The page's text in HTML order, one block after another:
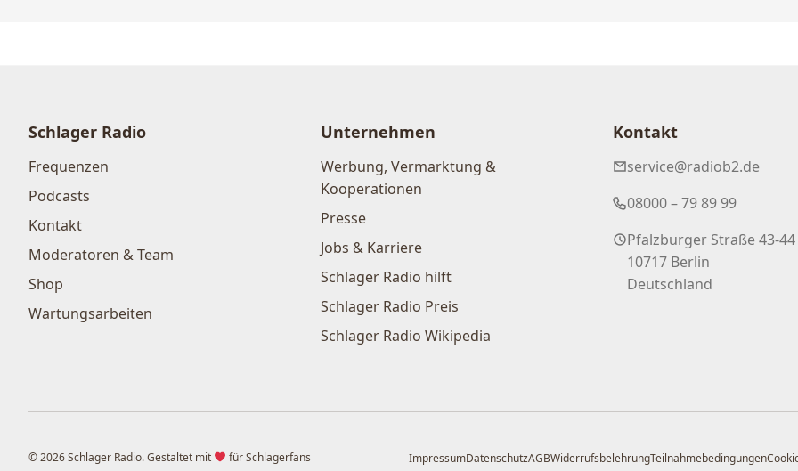
Schlager Radio
Frequenzen
Podcasts
Kontakt
Moderatoren & Team
Shop
Wartungsarbeiten
Unternehmen
Werbung, Vermarktung &
Kooperationen
Presse
Jobs & Karriere
Schlager Radio hilft
Schlager Radio Preis
Schlager Radio Wikipedia
Kontakt
service@radiob2.de
08000 – 79 89 99
Pfalzburger Straße 43-44
10717 Berlin
Deutschland
© 2026 Schlager Radio. Gestaltet mit für Schlagerfans ImpressumDatenschutzAGBWiderrufsbelehrungTeilnahmebedingungen